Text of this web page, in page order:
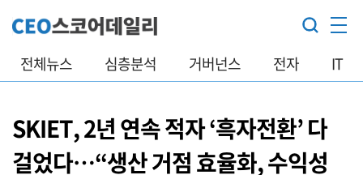
전체뉴스 심층분석 거버넌스 전자 IT
SKIET, 2년 연속 적자 ‘흑자전환’ 다
걸었다…“생산 거점 효율화, 수익성